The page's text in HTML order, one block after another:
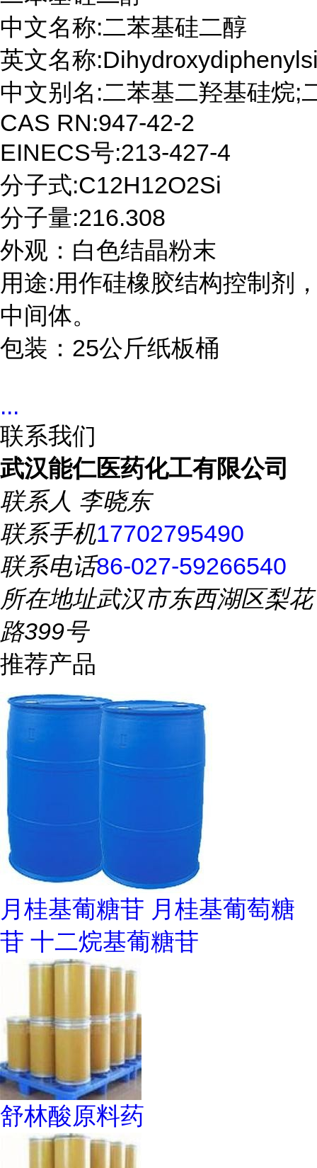
中文名称:二苯基硅二醇
英文名称
中文别名:二苯基二羟基硅烷;
CAS RN:947-42-2
EINECS号:213-427-4
分子式:C12H12O2Si
分子量:216.308
外观：白色结晶粉末
用途:用作硅橡胶结构控制剂
中间体。
包装：25公斤纸板桶
...
联系我们
武汉能仁医药化工有限公司
联系人 李晓东
联系手机17702795490
联系电话86-027-59266540
所在地址武汉市东西湖区梨花
路399号
推荐产品
月桂基葡糖苷 月桂基葡萄糖
苷 十二烷基葡糖苷
舒林酸原料药